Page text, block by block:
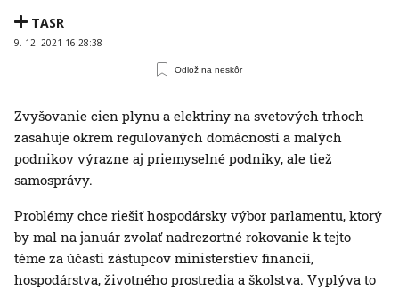
TASR
9. 12. 2021 16:28:38
Odlož na neskôr
Zvyšovanie cien plynu a elektriny na svetových trhoch
zasahuje okrem regulovaných domácností a malých
podnikov výrazne aj priemyselné podniky, ale tiež
samosprávy.
Problémy chce riešiť hospodársky výbor parlamentu, ktorý
by mal na január zvolať nadrezortné rokovanie k tejto
téme za účasti zástupcov ministerstiev financií,
hospodárstva, životného prostredia a školstva. Vyplýva to